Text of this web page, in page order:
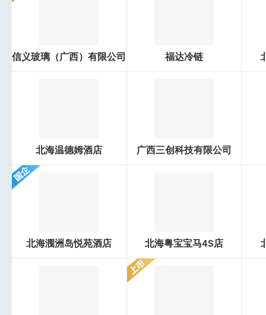
信义玻璃（广西）有限公司 福达冷链
北海温德姆酒店 广西三创科技有限公司
北海涠洲岛悦苑酒店 北海粤宝宝马4S店